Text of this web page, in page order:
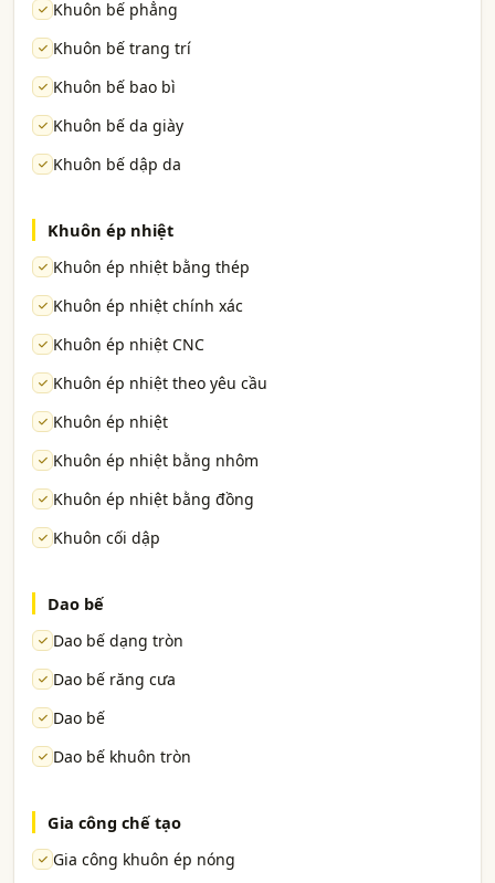
Khuôn bế phẳng
Khuôn bế trang trí
Khuôn bế bao bì
Khuôn bế da giày
Khuôn bế dập da
Khuôn ép nhiệt
Khuôn ép nhiệt bằng thép
Khuôn ép nhiệt chính xác
Khuôn ép nhiệt CNC
Khuôn ép nhiệt theo yêu cầu
Khuôn ép nhiệt
Khuôn ép nhiệt bằng nhôm
Khuôn ép nhiệt bằng đồng
Khuôn cối dập
Dao bế
Dao bế dạng tròn
Dao bế răng cưa
Dao bế
Dao bế khuôn tròn
Gia công chế tạo
Gia công khuôn ép nóng